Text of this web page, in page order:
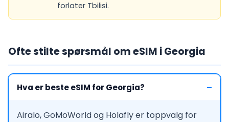
forlater Tbilisi.
Ofte stilte spørsmål om eSIM i Georgia
Hva er beste eSIM for Georgia?
Airalo, GoMoWorld og Holafly er toppvalg for